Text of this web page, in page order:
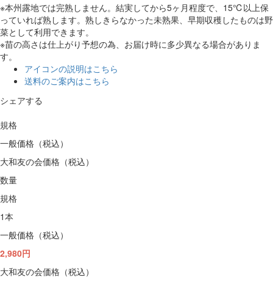
※本州露地では完熟しません。結実してから5ヶ月程度で、15℃以上保
っていれば熟します。熟しきらなかった未熟果、早期収穫したものは野
菜として利用できます。
※苗の高さは仕上がり予想の為、お届け時に多少異なる場合がありま
す。
アイコンの説明はこちら
送料のご案内はこちら
シェアする
規格
一般価格（税込）
大和友の会価格（税込）
数量
規格
1本
一般価格（税込）
2,980円
大和友の会価格（税込）